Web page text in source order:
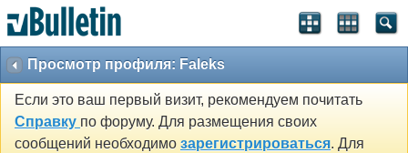
Просмотр профиля: Faleks
Если это ваш первый визит, рекомендуем почитать
Справку по форуму. Для размещения своих
сообщений необходимо зарегистрироваться. Для